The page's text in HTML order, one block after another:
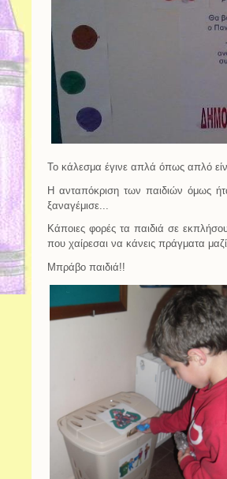
Το κάλεσμα έγινε απλά όπως απλό
Η ανταπόκριση των παιδιών όμως
ξαναγέμισε...
Κάποιες φορές τα παιδιά σε
που χαίρεσαι να κάνεις πράγματα
Μπράβο παιδιά!!